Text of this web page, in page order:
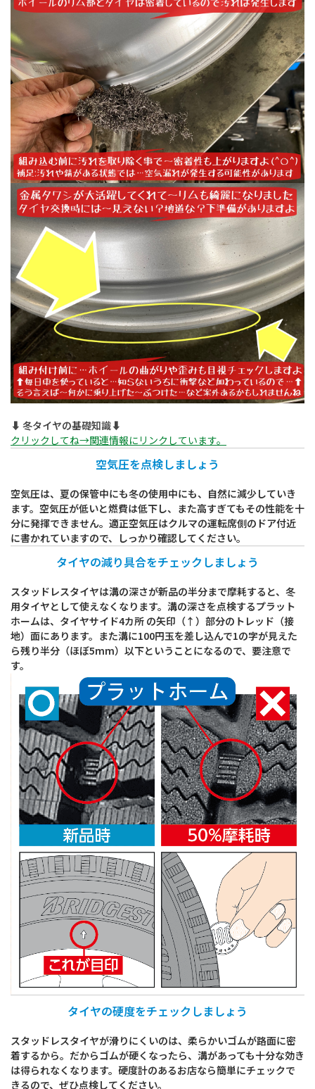
⬇︎ 冬タイヤの基礎知識⬇︎
クリックしてね→関連情報にリンクしています。
空気圧を点検しましょう
空気圧は、夏の保管中にも冬の使用中にも、自然に減少していき
ます。空気圧が低いと燃費は低下し、また高すぎてもその性能を十
分に発揮できません。適正空気圧はクルマの運転席側のドア付近
に書かれていますので、しっかり確認してください。
タイヤの減り具合をチェックしましょう
スタッドレスタイヤは溝の深さが新品の半分まで摩耗すると、冬
用タイヤとして使えなくなります。溝の深さを点検するプラット
ホームは、タイヤサイド4カ所 の矢印（↑）部分のトレッド（接
地）面にあります。また溝に100円玉を差し込んで1の字が見えた
ら残り半分（ほぼ5mm）以下ということになるので、要注意で
す。
タイヤの硬度をチェックしましょう
スタッドレスタイヤが滑りにくいのは、柔らかいゴムが路面に密
着するから。だからゴムが硬くなったら、溝があっても十分な効き
は得られなくなります。硬度計のあるお店なら簡単にチェックで
きるので、ぜひ点検してください。